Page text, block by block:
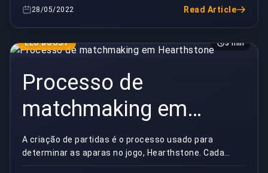
às ...28/05/2022 Read Article
ELO BOOST 3 min
Processo de
matchmaking em
Hearthstone
A criação de partidas é o processo usado para
determinar as aparas no jogo, Hearthstone. Cada
modo de jogo tem diferentes funções de